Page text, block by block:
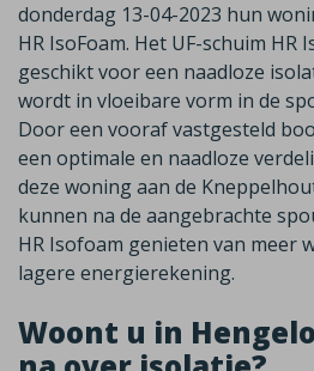
donderdag 13-04-2023 hun
HR IsoFoam. Het UF-schuim HR
geschikt voor een naadloze
wordt in vloeibare vorm in de
Door een vooraf vastgesteld
een optimale en naadloze
deze woning aan de
kunnen na de aangebrachte
HR Isofoam genieten van meer
lagere energierekening.
Woont u in